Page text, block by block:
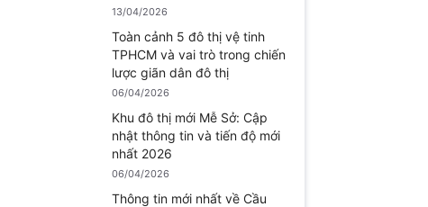
13/04/2026
Toàn cảnh 5 đô thị vệ tinh
TPHCM và vai trò trong chiến
lược giãn dân đô thị
06/04/2026
Khu đô thị mới Mễ Sở: Cập
nhật thông tin và tiến độ mới
nhất 2026
06/04/2026
Thông tin mới nhất về Cầu